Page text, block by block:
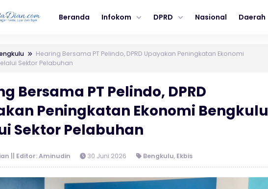
Beranda Infokom DPRD Nasional Daerah
Hearing Bersama PT Pelindo, DPRD Upayakan Peningkatan Ekonomi
Sektor Pelabuhan
Bersama PT Pelindo, DPRD
Peningkatan Ekonomi Bengkulu
Sektor Pelabuhan
|| Editor: Aminudin 30 Juni 2026 Bengkulu, Ekbis